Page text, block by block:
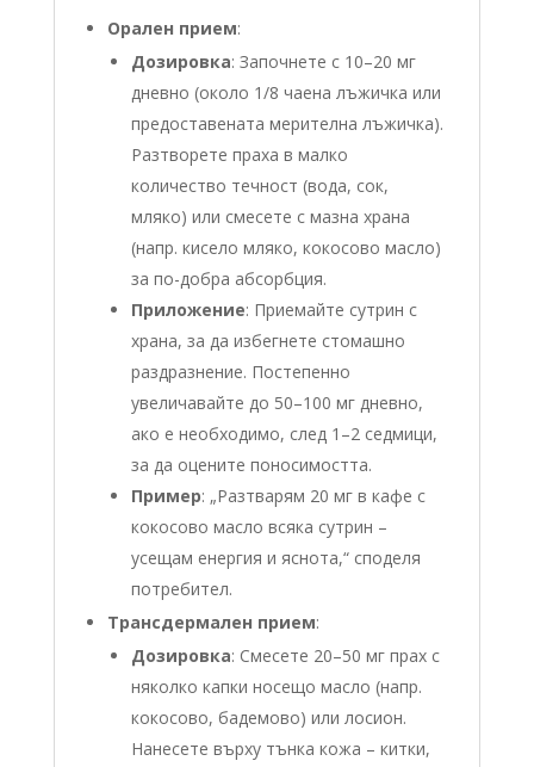
Орален прием:
Дозировка: Започнете с 10–20 мг
дневно (около 1/8 чаена лъжичка или
предоставената мерителна лъжичка).
Разтворете праха в малко
количество течност (вода, сок,
мляко) или смесете с мазна храна
(напр. кисело мляко, кокосово масло)
за по-добра абсорбция.
Приложение: Приемайте сутрин с
храна, за да избегнете стомашно
раздразнение. Постепенно
увеличавайте до 50–100 мг дневно,
ако е необходимо, след 1–2 седмици,
за да оцените поносимостта.
Пример: „Разтварям 20 мг в кафе с
кокосово масло всяка сутрин –
усещам енергия и яснота,“ споделя
потребител.
Трансдермален прием:
Дозировка: Смесете 20–50 мг прах с
няколко капки носещо масло (напр.
кокосово, бадемово) или лосион.
Нанесете върху тънка кожа – китки,